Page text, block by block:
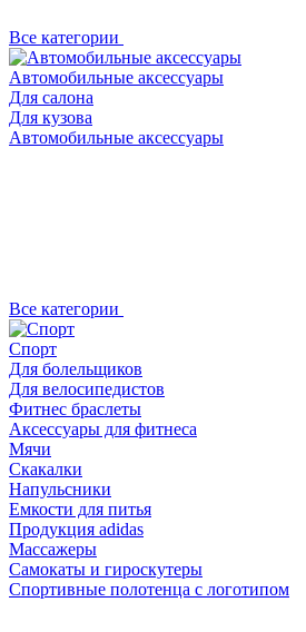
Все категории
Автомобильные аксессуары
Для салона
Для кузова
Автомобильные аксессуары
Все категории
Спорт
Для болельщиков
Для велосипедистов
Фитнес браслеты
Аксессуары для фитнеса
Мячи
Скакалки
Напульсники
Емкости для питья
Продукция adidas
Массажеры
Самокаты и гироскутеры
Спортивные полотенца с логотипом